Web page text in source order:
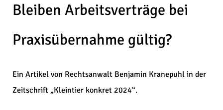
Bleiben Arbeitsverträge bei
Praxisübernahme gültig?
Ein Artikel von Rechtsanwalt Benjamin Kranepuhl in der
Zeitschrift „Kleintier konkret 2024“.